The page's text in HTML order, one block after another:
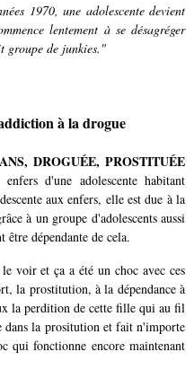
1970, une adolescente devient
lentement à se désagréger
groupe de junkies."
à la drogue
DROGUÉE, PROSTITUÉE
d'une adolescente habitant
aux enfers, elle est due à la
à un groupe d'adolescents aussi
être dépendante de cela.
voir et ça a été un choc avec ces
la prostitution, à la dépendance à
la perdition de cette fille qui au fil
dans la prositution et fait n'importe
qui fonctionne encore maintenant